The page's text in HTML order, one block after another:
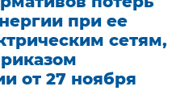
при ее
сетям,
от 27 ноября